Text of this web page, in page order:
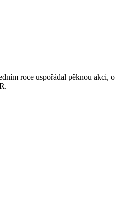
roce uspořádal pěknou akci, o